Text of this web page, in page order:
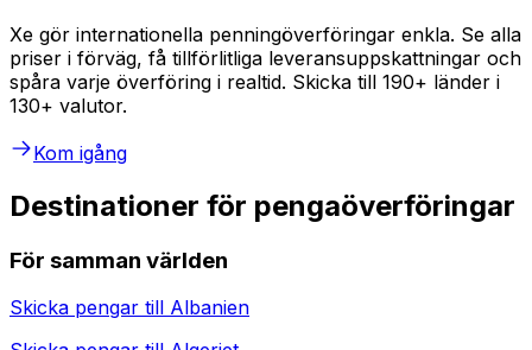
Xe gör internationella penningöverföringar enkla. Se alla
priser i förväg, få tillförlitliga leveransuppskattningar och
spåra varje överföring i realtid. Skicka till 190+ länder i
130+ valutor.
Kom igång
Destinationer för pengaöverföringar
För samman världen
Skicka pengar till Albanien